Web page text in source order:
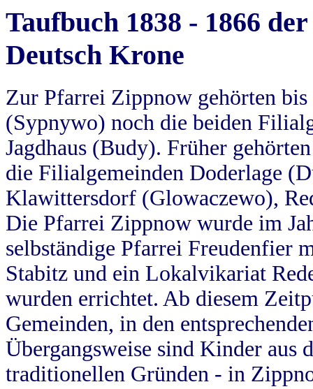
Taufbuch 1838 - 1866
Deutsch Krone
Zur Pfarrei Zippnow gehörten
(Sypnywo) noch die beiden
Jagdhaus (Budy). Früher
die Filialgemeinden Doderlage
Klawittersdorf (Glowaczewo),
Die Pfarrei Zippnow wurde im
selbständige Pfarrei Freudenfier
Stabitz und ein Lokalvikariat
wurden errichtet. Ab diesem
Gemeinden, in den
Übergangsweise sind Kinder aus
traditionellen Gründen - in